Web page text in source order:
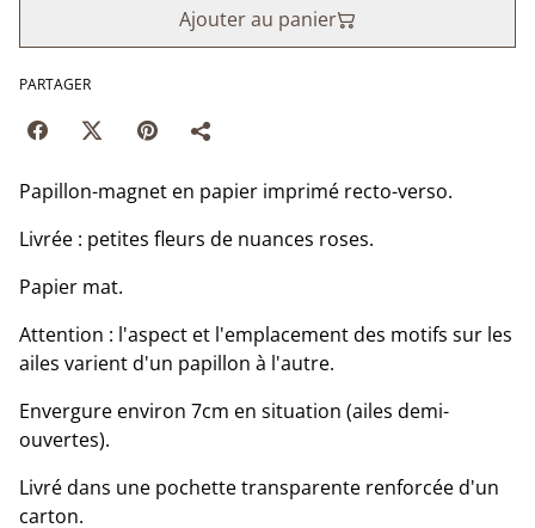
Ajouter au panier
PARTAGER
Papillon-magnet en papier imprimé recto-verso.
Livrée : petites fleurs de nuances roses.
Papier mat.
Attention : l'aspect et l'emplacement des motifs sur les
ailes varient d'un papillon à l'autre.
Envergure environ 7cm en situation (ailes demi-
ouvertes).
Livré dans une pochette transparente renforcée d'un
carton.